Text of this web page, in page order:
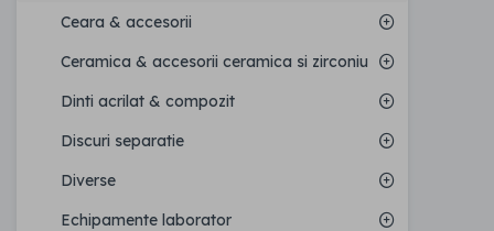
Ceara & accesorii
Ceramica & accesorii ceramica si zirconiu
Dinti acrilat & compozit
Discuri separatie
Diverse
Echipamente laborator